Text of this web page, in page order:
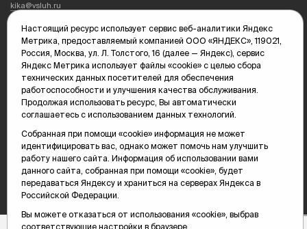
kika@vsluh.ru
По вопросам рекламы:
(3452) 68-89-78
kotovaev@sibinformburo.ru
mim@vsluh.ru
© 2000-2026 Тюменская интернет-газета «Вслух.ру»
Карта сайта
Настоящий ресурс использует сервис веб-аналитики Яндекс
Метрика, предоставляемый компанией ООО «ЯНДЕКС», 119021,
Россия, Москва, ул. Л. Толстого, 16 (далее — Яндекс), сервис
Яндекс Метрика использует файлы «cookie» с целью сбора
технических данных посетителей для обеспечения
работоспособности и улучшения качества обслуживания.
Продолжая использовать ресурс, Вы автоматически
соглашаетесь с использованием данных технологий.
Собранная при помощи «cookie» информация не может
идентифицировать вас, однако может помочь нам улучшить
работу нашего сайта. Информация об использовании вами
данного сайта, собранная при помощи «cookie», будет
передаваться Яндексу и храниться на серверах Яндекса в
Российской Федерации.
Вы можете отказаться от использования «cookie», выбрав
соответствующие настройки в браузере.